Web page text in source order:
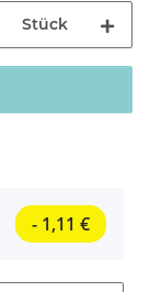
Stück
- 1,11 €